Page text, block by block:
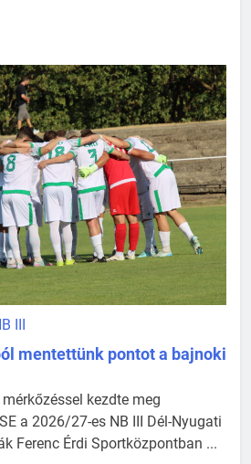
III
mentettünk pontot a bajnoki
kezdte meg
a 2026/27-es NB III Dél-Nyugati
Ferenc Érdi Sportközpontban ...